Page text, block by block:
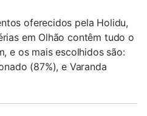
oferecidos pela Holidu,
em Olhão contêm tudo o
e os mais escolhidos são:
(87%), e Varanda